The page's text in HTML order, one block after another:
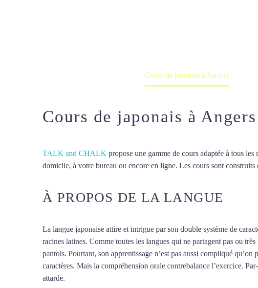
Cours de japonais à Angers
Cours de japonais à Angers
TALK and CHALK propose une gamme de cours adaptée à tous
domicile, à votre bureau ou encore en ligne. Les cours sont
À PROPOS DE LA LANGUE
La langue japonaise attire et intrigue par son double système de
racines latines. Comme toutes les langues qui ne partagent pas ou
pantois. Pourtant, son apprentissage n’est pas aussi compliqué
caractères. Mais la compréhension orale contrebalance l’exercice.
attarde.